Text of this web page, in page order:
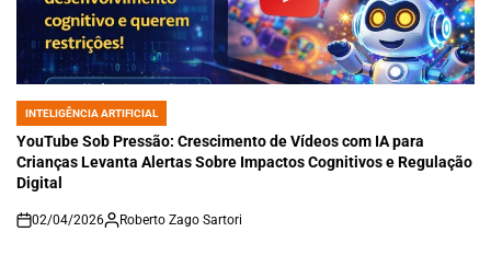
POSTED
IN
INTELIGÊNCIA ARTIFICIAL
YouTube Sob Pressão: Crescimento de Vídeos com IA para
Crianças Levanta Alertas Sobre Impactos Cognitivos e Regulação
Digital
on
02/04/2026 Roberto Zago Sartori